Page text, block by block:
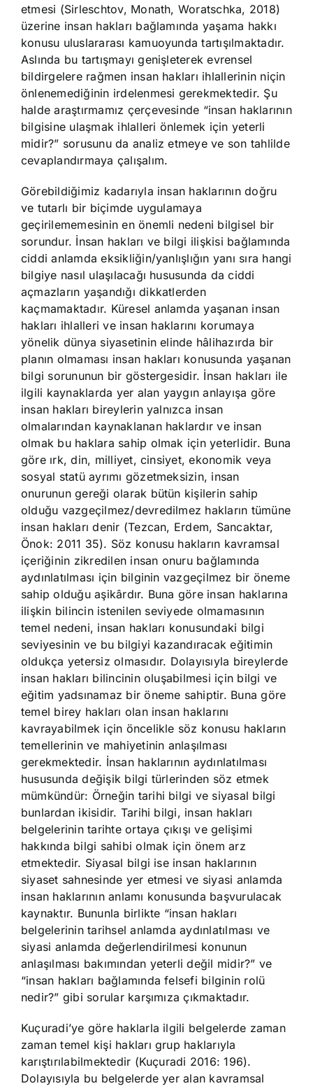
etmesi (Sirleschtov, Monath, Woratschka, 2018)
üzerine insan hakları bağlamında yaşama hakkı
konusu uluslararası kamuoyunda tartışılmaktadır.
Aslında bu tartışmayı genişleterek evrensel
bildirgelere rağmen insan hakları ihlallerinin niçin
önlenemediğinin irdelenmesi gerekmektedir. Şu
halde araştırmamız çerçevesinde “insan haklarının
bilgisine ulaşmak ihlalleri önlemek için yeterli
midir?” sorusunu da analiz etmeye ve son tahlilde
cevaplandırmaya çalışalım.
Görebildiğimiz kadarıyla insan haklarının doğru
ve tutarlı bir biçimde uygulamaya
geçirilememesinin en önemli nedeni bilgisel bir
sorundur. İnsan hakları ve bilgi ilişkisi bağlamında
ciddi anlamda eksikliğin/yanlışlığın yanı sıra hangi
bilgiye nasıl ulaşılacağı hususunda da ciddi
açmazların yaşandığı dikkatlerden
kaçmamaktadır. Küresel anlamda yaşanan insan
hakları ihlalleri ve insan haklarını korumaya
yönelik dünya siyasetinin elinde hâlihazırda bir
planın olmaması insan hakları konusunda yaşanan
bilgi sorununun bir göstergesidir. İnsan hakları ile
ilgili kaynaklarda yer alan yaygın anlayışa göre
insan hakları bireylerin yalnızca insan
olmalarından kaynaklanan haklardır ve insan
olmak bu haklara sahip olmak için yeterlidir. Buna
göre ırk, din, milliyet, cinsiyet, ekonomik veya
sosyal statü ayrımı gözetmeksizin, insan
onurunun gereği olarak bütün kişilerin sahip
olduğu vazgeçilmez/devredilmez hakların tümüne
insan hakları denir (Tezcan, Erdem, Sancaktar,
Önok: 2011 35). Söz konusu hakların kavramsal
içeriğinin zikredilen insan onuru bağlamında
aydınlatılması için bilginin vazgeçilmez bir öneme
sahip olduğu aşikârdır. Buna göre insan haklarına
ilişkin bilincin istenilen seviyede olmamasının
temel nedeni, insan hakları konusundaki bilgi
seviyesinin ve bu bilgiyi kazandıracak eğitimin
oldukça yetersiz olmasıdır. Dolayısıyla bireylerde
insan hakları bilincinin oluşabilmesi için bilgi ve
eğitim yadsınamaz bir öneme sahiptir. Buna göre
temel birey hakları olan insan haklarını
kavrayabilmek için öncelikle söz konusu hakların
temellerinin ve mahiyetinin anlaşılması
gerekmektedir. İnsan haklarının aydınlatılması
hususunda değişik bilgi türlerinden söz etmek
mümkündür: Örneğin tarihi bilgi ve siyasal bilgi
bunlardan ikisidir. Tarihi bilgi, insan hakları
belgelerinin tarihte ortaya çıkışı ve gelişimi
hakkında bilgi sahibi olmak için önem arz
etmektedir. Siyasal bilgi ise insan haklarının
siyaset sahnesinde yer etmesi ve siyasi anlamda
insan haklarının anlamı konusunda başvurulacak
kaynaktır. Bununla birlikte “insan hakları
belgelerinin tarihsel anlamda aydınlatılması ve
siyasi anlamda değerlendirilmesi konunun
anlaşılması bakımından yeterli değil midir?” ve
“insan hakları bağlamında felsefi bilginin rolü
nedir?” gibi sorular karşımıza çıkmaktadır.
Kuçuradi’ye göre haklarla ilgili belgelerde zaman
zaman temel kişi hakları grup haklarıyla
karıştırılabilmektedir (Kuçuradi 2016: 196).
Dolayısıyla bu belgelerde yer alan kavramsal